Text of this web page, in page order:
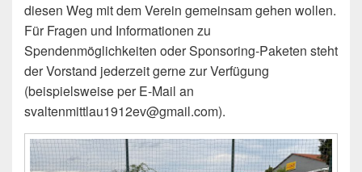
diesen Weg mit dem Verein gemeinsam gehen wollen.
Für Fragen und Informationen zu
Spendenmöglichkeiten oder Sponsoring-Paketen steht
der Vorstand jederzeit gerne zur Verfügung
(beispielsweise per E-Mail an
svaltenmittlau1912ev@gmail.com).